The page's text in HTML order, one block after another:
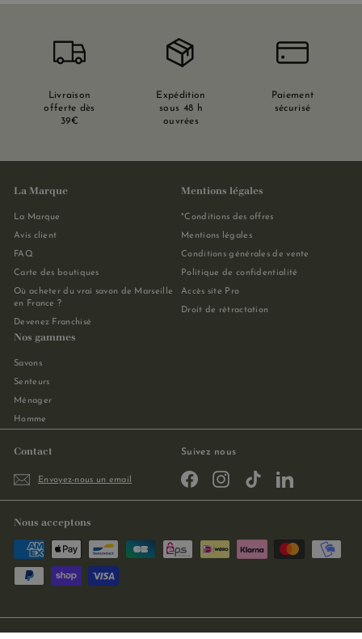
Livraison
offerte dès
39€
Expédition
sous 48 h
ouvrées
Paiement
sécurisé
La Marque
La Marque
Avis client
FAQ
Carte des boutiques
Où acheter du vrai savon de Marseille
en France ?
Devenez Franchisé
Mentions légales
*Conditions des offres
Mentions légales
Conditions générales de vente
Politique de confidentialité
Accès site Pro
Droit de rétractation
Nos gammes
Savons
Senteurs
Ménager
Homme
Contact
Envoyez-nous un email
Suivez nous
FacebookInstagramTikTok LinkedIn
Nous acceptons